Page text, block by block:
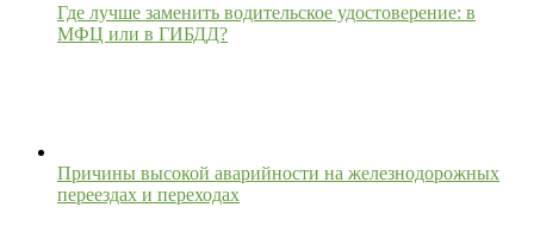
Где лучше заменить водительское удостоверение: в
МФЦ или в ГИБДД?
Причины высокой аварийности на железнодорожных
переездах и переходах